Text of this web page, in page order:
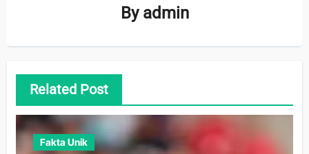
By admin
Related Post
Fakta Unik